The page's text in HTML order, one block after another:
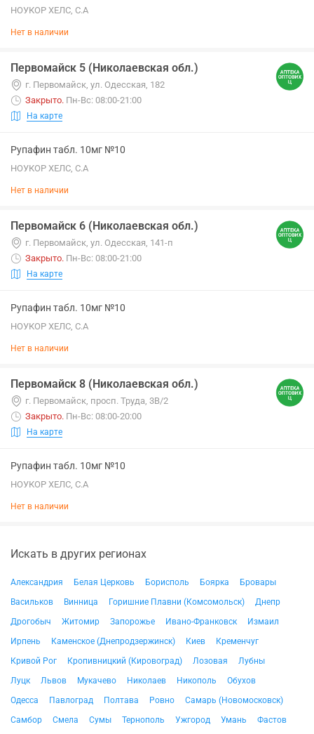
НОУКОР ХЕЛС, С.А
Нет в наличии
Первомайск 5 (Николаевская обл.)
г. Первомайск, ул. Одесская, 182
Закрыто. Пн-Вс: 08:00-21:00
На карте
Рупафин табл. 10мг №10
НОУКОР ХЕЛС, С.А
Нет в наличии
Первомайск 6 (Николаевская обл.)
г. Первомайск, ул. Одесская, 141-п
Закрыто. Пн-Вс: 08:00-21:00
На карте
Рупафин табл. 10мг №10
НОУКОР ХЕЛС, С.А
Нет в наличии
Первомайск 8 (Николаевская обл.)
г. Первомайск, просп. Труда, 3В/2
Закрыто. Пн-Вс: 08:00-20:00
На карте
Рупафин табл. 10мг №10
НОУКОР ХЕЛС, С.А
Нет в наличии
Искать в других регионах
Александрия Белая Церковь Борисполь Боярка
Бровары
Васильков
Винница Горишние Плавни (Комсомольск)
Днепр
Дрогобыч
Житомир Запорожье Ивано-Франковск
Измаил
Ирпень
Каменское (Днепродзержинск) Киев
Кременчуг
Кривой Рог
Кропивницкий (Кировоград) Лозовая
Лубны
Луцк
Львов Мукачево Николаев Никополь
Обухов
Одесса
Павлоград Полтава Ровно
Самарь (Новомосковск)
Самбор
Смела Сумы Тернополь Ужгород Умань
Фастов